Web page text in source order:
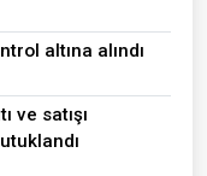
altına alındı
ve satışı